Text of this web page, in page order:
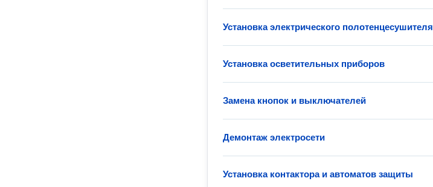
Установка электрического полотенцесушителя
Установка осветительных приборов
Замена кнопок и выключателей
Демонтаж электросети
Установка контактора и автоматов защиты